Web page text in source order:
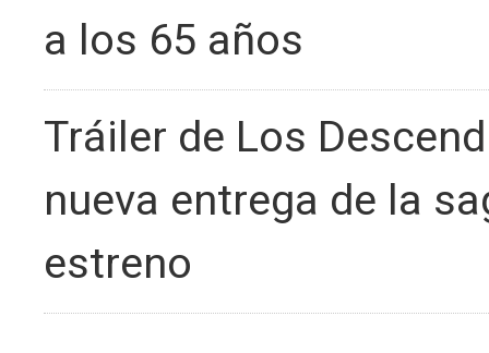
a los 65 años
Tráiler de Los
nueva entrega de la
estreno